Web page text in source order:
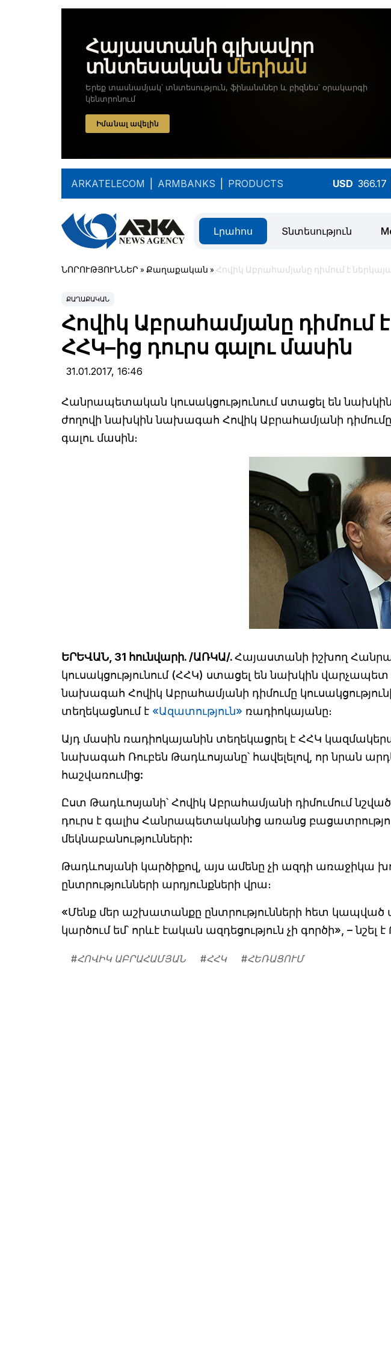
ARKATELECOM ARMBANKS PRODUCTS USD 366.17
Լրահոս Տնտեսություն
ՆՈՐՈՒԹՅՈՒՆՆԵՐ » Քաղաքական » Հովիկ Աբրահամյանը դիմում է
ՔԱՂԱՔԱԿԱՆ
Հովիկ Աբրահամյանը դիմում
ՀՀԿ–ից դուրս գալու մասին
31.01.2017, 16:46
Հանրապետական կուսակցությունում ստացել են
ժողովի նախկին նախագահ Հովիկ Աբրահամյանի դիմումը
գալու մասին։
ԵՐԵՎԱՆ, 31 հունվարի. /ԱՌԿԱ/.Հայաստանի իշխող
կուսակցությունում (ՀՀԿ) ստացել են նախկին
նախագահ Հովիկ Աբրահամյանի դիմումը
տեղեկացնում է «Ազատություն» ռադիոկայանը։
Այդ մասին ռադիոկայանին տեղեկացրել է ՀՀԿ
նախագահ Ռուբեն Թադևոսյանը՝ հավելելով, որ նրան
հաշվառումից:
Ըստ Թադևոսյանի՝ Հովիկ Աբրահամյանի դիմումում նշված
դուրս է գալիս Հանրապետականից առանց
մեկնաբանությունների:
Թադևոսյանի կարծիքով, այս ամենը չի ազդի առաջիկա
ընտրությունների արդյունքների վրա։
«Մենք մեր աշխատանքը ընտրությունների հետ կապված
կարծում եմ՝ որևէ էական ազդեցություն չի գործի», – նշել
#ՀՈՎԻԿ ԱԲՐԱՀԱՄՅԱՆ #ՀՀԿ #ՀԵՌԱՑՈՒՄ